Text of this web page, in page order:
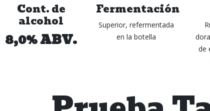
Cont. de
alcohol
8,0% ABV.
Fermentación
Superior, refermentada
en la botella
de